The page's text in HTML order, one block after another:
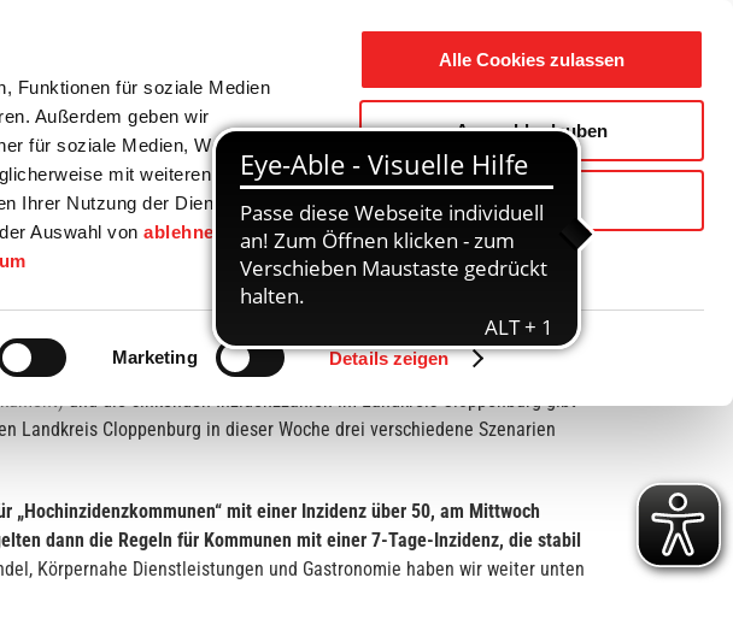
Funktionen für soziale Medien
Außerdem geben wir
für soziale Medien, Werbung
mit weiteren Daten
Ihrer Nutzung der Dienste
Auswahl vonablehnen
gesetzt.
Marketing Details zeigen
Alle Cookies zulassen
Auswahl erlauben
Ablehnen
Touristik / Freizeit Gemeinde / Geschichte
Zurück
Bereich
und die sinkenden Inzidenzzahlen im Landkreis Cloppenburg gibt
Landkreis Cloppenburg in dieser Woche drei verschiedene Szenarien
„Hochinzidenzkommunen“ mit einer Inzidenz über 50, am Mittwoch
dann die Regeln für Kommunen mit einer 7-Tage-Inzidenz, die stabil
Körpernahe Dienstleistungen und Gastronomie haben wir weiter unten